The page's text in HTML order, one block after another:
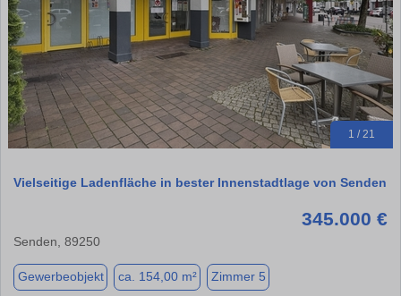
1 / 21
Vielseitige Ladenfläche in bester Innenstadtlage von Senden
345.000 €
Senden, 89250
Gewerbeobjekt ca. 154,00 m² Zimmer 5